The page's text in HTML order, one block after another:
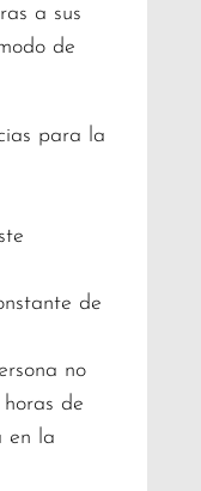
a sus
de
para la
de
no
de
en la